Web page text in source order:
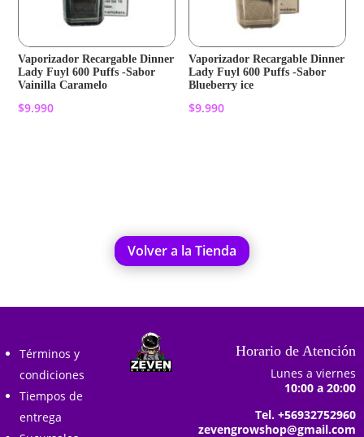
Vaporizador Recargable Dinner
Lady Fuyl 600 Puffs -Sabor
Vainilla Caramelo
$9.990
Vaporizador Recargable Dinner
Lady Fuyl 600 Puffs -Sabor
Blueberry ice
$9.990
Volver a la Tienda
Términos y
condiciones
Tiempos de
entrega
Horario de Atención
Lunes a viernes
10:00 a 20:00
Tel. +56932752960
zevengrowshop@gmail.com